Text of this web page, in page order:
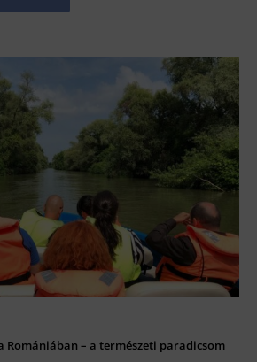
Romániában – a természeti paradicsom